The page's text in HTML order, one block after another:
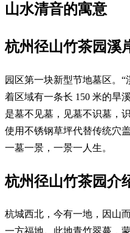
山水清音的寓意
杭州径山竹茶园溪
园区第一块新型节地墓区。
着区域有一条长 150 米的旱
是墓不见墓，见墓不识墓，
使用不锈钢草坪代替传统穴
一墓一景，一景一人生。
杭州径山竹茶园介
杭城西北，今有一地，因山